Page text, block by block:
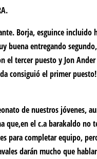
Borja, esguince incluido
buena entregando
el tercer puesto y Jon
consiguió el primer puesto!
de nuestros jóvenes,
que,en el c.a barakaldo no
para completar equipo,
darán mucho que